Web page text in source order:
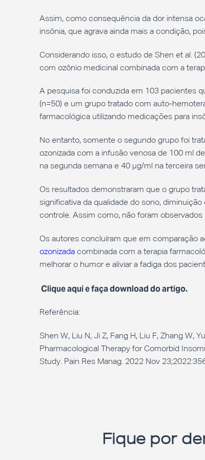
Assim, como consequência da dor intensa
insônia, que agrava ainda mais a condição,
Considerando isso, o estudo de Shen et al.
com ozônio medicinal combinada com a
A pesquisa foi conduzida em 103 pacientes
(n=50) e um grupo tratado com auto-
farmacológica utilizando medicações para
No entanto, somente o segundo grupo foi
ozonizada com a infusão venosa de 100 ml
na segunda semana e 40 µg/ml na terceira
Os resultados demonstraram que o grupo
significativa da qualidade do sono,
controle. Assim como, não foram
Os autores concluíram que em comparação
ozonizada combinada com a terapia
melhorar o humor e aliviar a fadiga dos
Clique aqui e faça download do artigo.
Referência:
Shen W, Liu N, Ji Z, Fang H, Liu F, Zhang W,
Pharmacological Therapy for Comorbid
Study. Pain Res Manag. 2022 Nov
Fique por